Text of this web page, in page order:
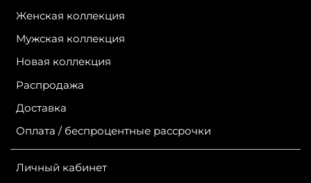
Женская коллекция
Мужская коллекция
Новая коллекция
Распродажа
Доставка
Оплата / беспроцентные рассрочки
Личный кабинет